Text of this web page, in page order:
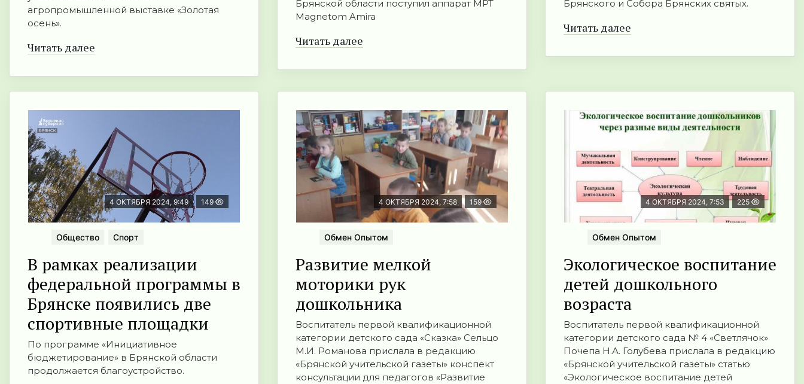
агропромышленной выставке «Золотая
осень».
Читать далее
Брянской области поступил аппарат МРТ
Magnetom Amira
Читать далее
Брянского и Собора Брянских святых.
Читать далее
4 ОКТЯБРЯ 2024, 9:49 149
Общество Спорт
В рамках реализации
федеральной программы в
Брянске появились две
спортивные площадки
По программе «Инициативное
бюджетирование» в Брянской области
продолжается благоустройство.
4 ОКТЯБРЯ 2024, 7:58 159
Обмен Опытом
Развитие мелкой
моторики рук
дошкольника
Воспитатель первой квалификационной
категории детского сада «Сказка» Сельцо
М.И. Романова прислала в редакцию
«Брянской учительской газеты» конспект
консультации для педагогов «Развитие
4 ОКТЯБРЯ 2024, 7:53 225
Обмен Опытом
Экологическое воспитание
детей дошкольного
возраста
Воспитатель первой квалификационной
категории детского сада № 4 «Светлячок»
Почепа Н.А. Голубева прислала в редакцию
«Брянской учительской газеты» статью
«Экологическое воспитание детей